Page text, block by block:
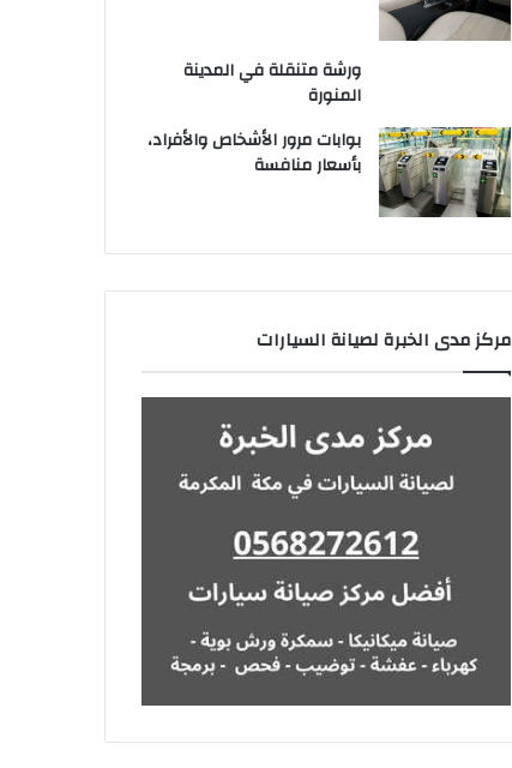
ورشة متنقلة في المدينة
المنورة
بوابات مرور الأشخاص والأفراد،
بأسعار منافسة
مركز مدى الخبرة لصيانة السيارات